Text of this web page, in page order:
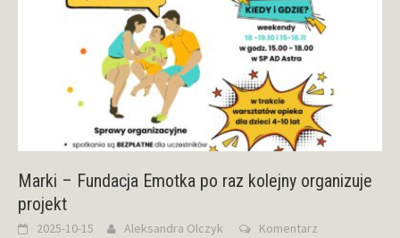
Marki – Fundacja Emotka po raz kolejny organizuje
projekt
2025-10-15 Aleksandra Olczyk Komentarz